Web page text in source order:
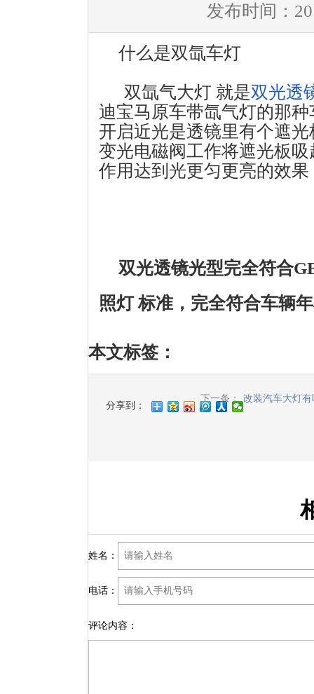
发布时间：
什么是双氙车灯
双氙气大灯 就是双光透
迪宝马原车带氙气灯的那
开启近光是透镜里有个遮
变光电磁阀工作将遮光板
作用达到光更匀更亮的效果
双光透镜光型完全符合
照灯 标准，完全符合车辆
本文标签 ：
分享到：
下一条： 改装汽车大灯
姓名：
电话：
评论内容：